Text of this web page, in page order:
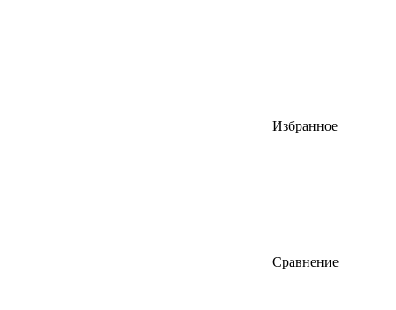
Избранное
Сравнение